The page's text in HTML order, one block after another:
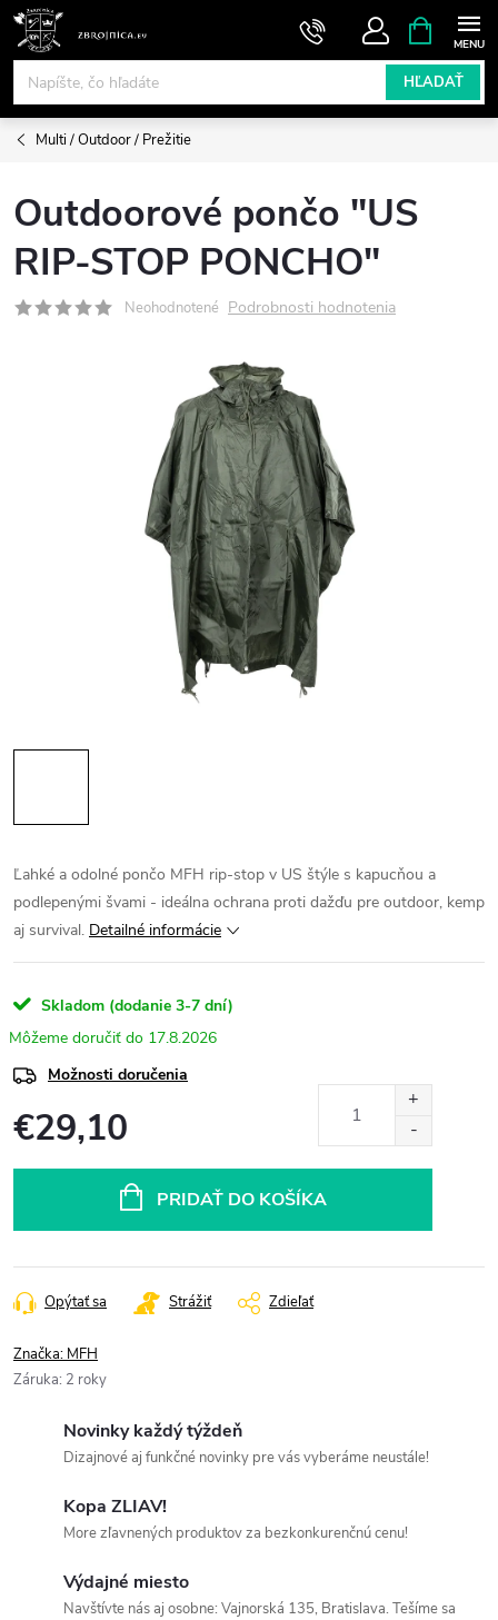
Prejsť
obsah
HĽADAŤ
KOŠÍK
Multi / Outdoor / Prežitie
Outdoorové pončo "US
RIP-STOP PONCHO"
Neohodnotené Podrobnosti hodnotenia
Ľahké a odolné pončo MFH rip-stop v US štýle s kapucňou a
podlepenými švami - ideálna ochrana proti dažďu pre outdoor, kemp
aj survival. Detailné informácie
Skladom (dodanie 3-7 dní)
17.8.2026
Možnosti doručenia
€29,10
PRIDAŤ DO KOŠÍKA
Opýtať sa Strážiť Zdieľať
Značka: MFH
Záruka: 2 roky
Novinky každý týždeň
Dizajnové aj funkčné novinky pre vás vyberáme neustále!
Kopa ZLIAV!
More zľavnených produktov za bezkonkurenčnú cenu!
Výdajné miesto
Navštívte nás aj osobne: Vajnorská 135, Bratislava. Tešíme sa